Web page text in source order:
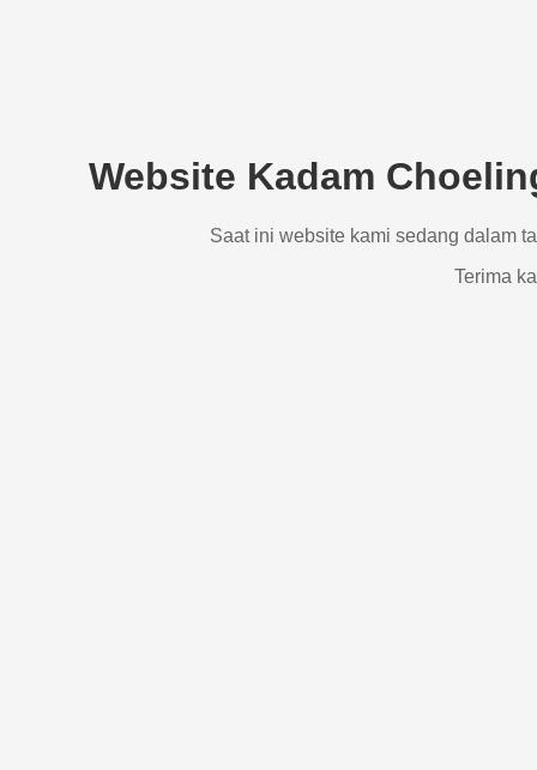
Website Kadam
Saat ini website kami sedang dalam
Terima